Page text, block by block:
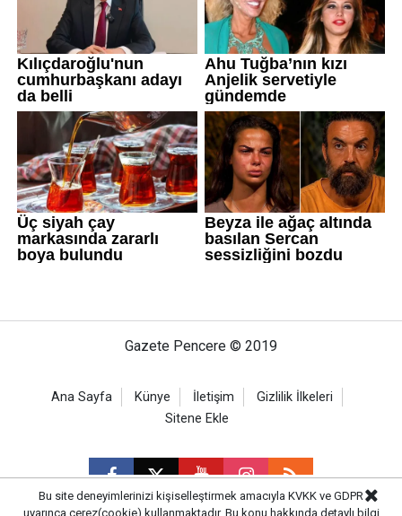
Gazete Pencere © 2019
Ana Sayfa Künye İletişim
Gizlilik İlkeleri
Sitene Ekle
Bu site deneyimlerinizi kişiselleştirmek amacıyla KVKK ve GDPR
uyarınca çerez(cookie) kullanmaktadır. Bu konu hakkında detaylı bilgi